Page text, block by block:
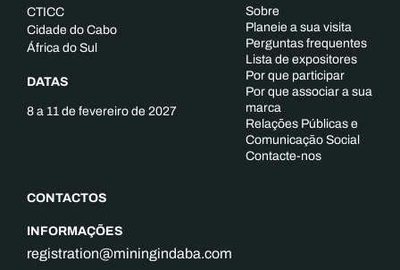
CTICC
Cidade do Cabo
África do Sul
DATAS
8 a 11 de fevereiro de 2027
CONTACTOS
INFORMAÇÕES
registration@miningindaba.com
Sobre
Planeie a sua visita
Perguntas frequentes
Lista de expositores
Por que participar
Por que associar a sua
marca
Relações Públicas e
Comunicação Social
Contacte-nos